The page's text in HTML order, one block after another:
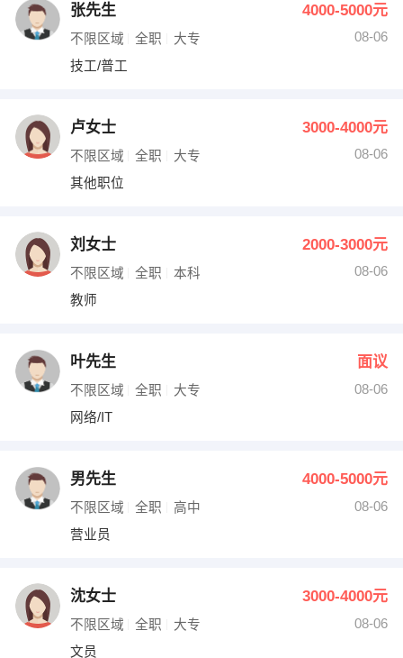
张先生 4000-5000元
不限区域 全职 大专
08-06
技工/普工
卢女士 3000-4000元
不限区域 全职 大专
08-06
其他职位
刘女士 2000-3000元
不限区域 全职 本科
08-06
教师
叶先生 面议
不限区域 全职 大专
08-06
网络/IT
男先生 4000-5000元
不限区域 全职 高中
08-06
营业员
沈女士 3000-4000元
不限区域 全职 大专
08-06
文员